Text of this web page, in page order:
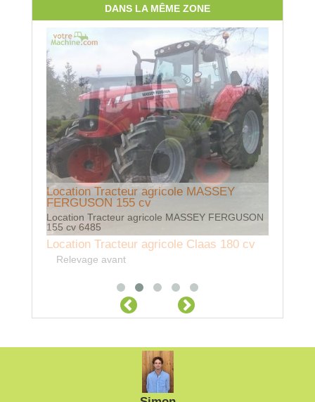
DANS LA MÊME ZONE
Location Tracteur agricole Claas 180 cv
Relevage avant
Location Tracteur agricole MASSEY
FERGUSON 155 cv
Location Tracteur agricole MASSEY FERGUSON
155 cv 6485